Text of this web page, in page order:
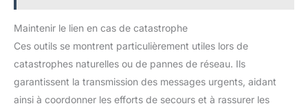
Maintenir le lien en cas de catastrophe
Ces outils se montrent particulièrement utiles lors de
catastrophes naturelles ou de pannes de réseau. Ils
garantissent la transmission des messages urgents, aidant
ainsi à coordonner les efforts de secours et à rassurer les